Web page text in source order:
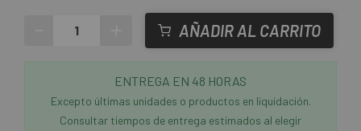
AÑADIR AL CARRITO
ENTREGA EN 48 HORAS
Excepto últimas unidades o productos en liquidación.
Consultar tiempos de entrega estimados al elegir